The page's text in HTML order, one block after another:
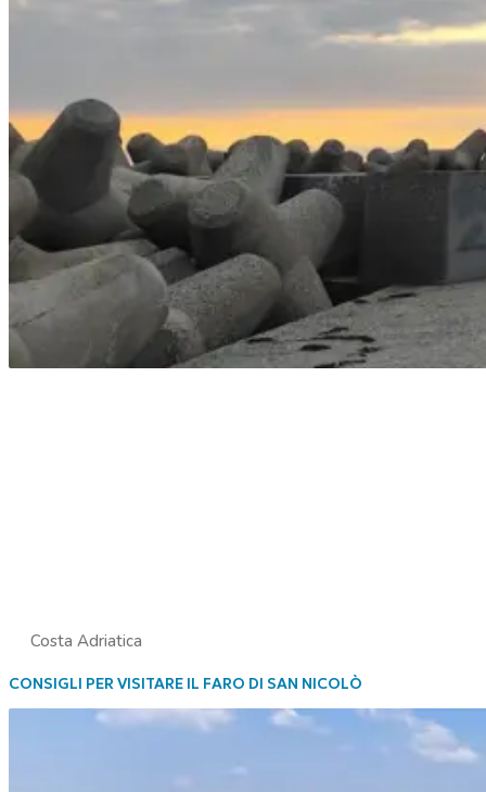
Costa Adriatica
CONSIGLI PER VISITARE IL FARO DI SAN NICOLÒ